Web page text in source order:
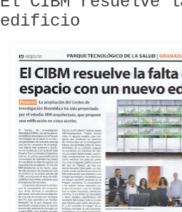
edificio